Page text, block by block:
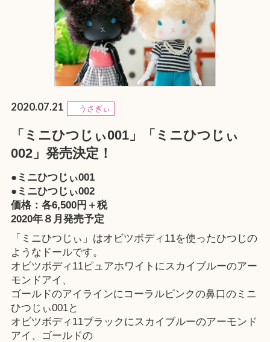
2020.07.21 うさぎぃ
「ミニひつじぃ001」「ミニひつじぃ
002」発売決定！
●ミニひつじぃ001
●ミニひつじぃ002
価格：各6,500円＋税
2020年８月発売予定
「ミニひつじぃ」はオビツボディ11を使ったひつじの
ようなドールです。
オビツボディ11ピュアホワイトにスカイブルーのアー
モンドアイ、
ゴールドのアイラインにコーラルピンクの鼻口のミニ
ひつじぃ001と
オビツボディ11ブラックにスカイブルーのアーモンド
アイ、ゴールドの